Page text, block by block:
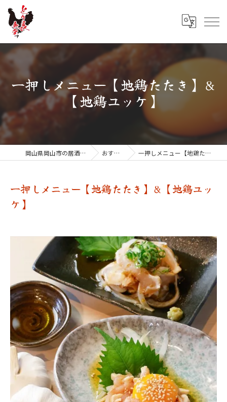
一押しメニュー【地鶏たたき】&
【地鶏ユッケ】
岡山県岡山市の居酒屋ならとり長食堂 おすすめ料理 一押しメニュー【地鶏たたき】&【地鶏ユッケ】
一押しメニュー【地鶏たたき】&【地鶏ユッ
ケ】